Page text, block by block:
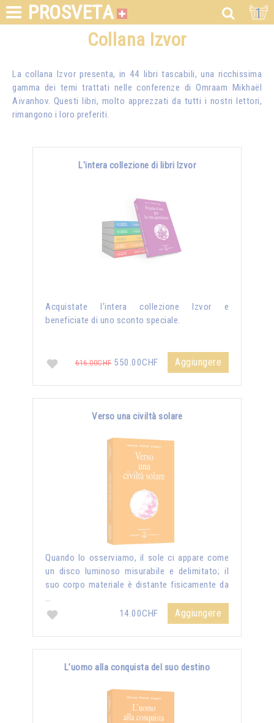
PROSVETA 1
Collana Izvor
La collana Izvor presenta, in 44 libri tascabili, una ricchissima
gamma dei temi trattati nelle conferenze diOmraam Mikhaël
Aïvanhov. Questi libri, molto apprezzati da tutti i nostri lettori,
rimangono i loro preferiti.
L'intera collezione di libri Izvor
Acquistate l'intera collezione Izvor e
beneficiate di uno sconto speciale.
616.00CHF550.00CHF Aggiungere
Verso una civiltà solare
Quando lo osserviamo, il sole ci appare come
un disco luminoso misurabile e delimitato; il
suo corpo materiale è distante fisicamente da
…
14.00CHF
Aggiungere
L’uomo alla conquista del suo destino